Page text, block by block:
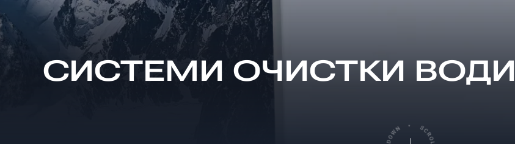
CИСТЕМИ ОЧИСТКИ ВОДИ